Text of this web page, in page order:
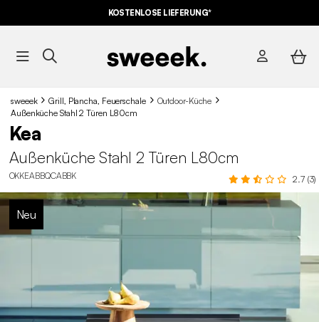
KOSTENLOSE LIEFERUNG*
sweeek Grill, Plancha, Feuerschale
Outdoor-Küche
Außenküche Stahl 2 Türen L80cm
Kea
Außenküche Stahl 2 Türen L80cm
OKKEABBQCABBK 2.7 (3)
Neu